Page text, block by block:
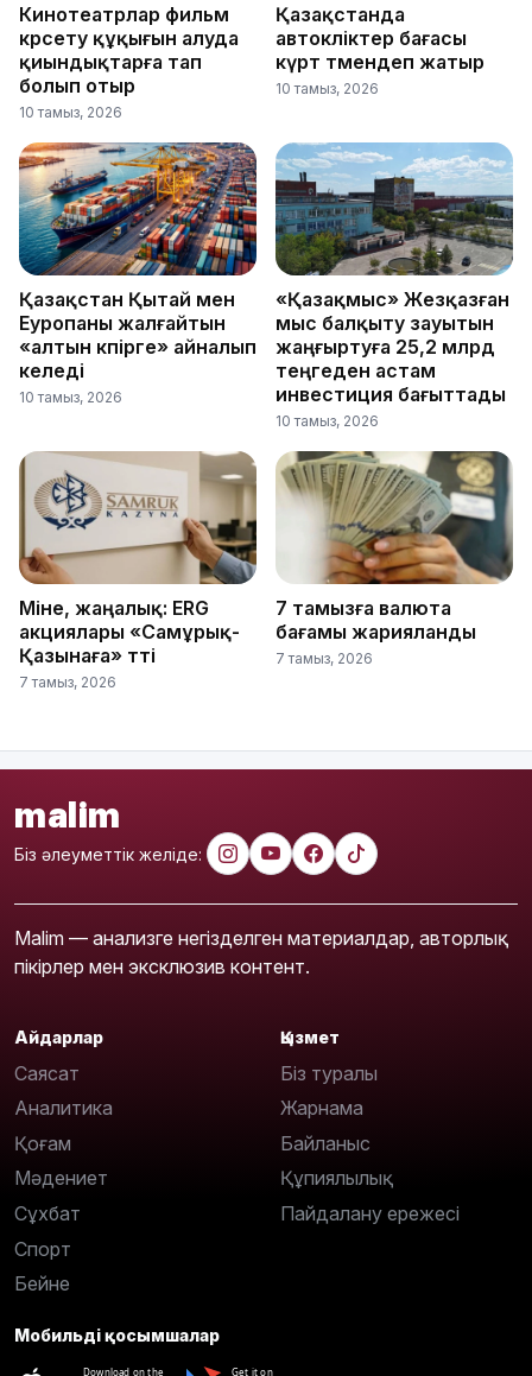
Кинотеатрлар фильм
көрсету құқығын алуда
қиындықтарға тап
болып отыр
10 тамыз, 2026
Қазақстанда
автокөліктер бағасы
күрт төмендеп жатыр
10 тамыз, 2026
Қазақстан Қытай мен
Еуропаны жалғайтын
«алтын көпірге» айналып
келеді
10 тамыз, 2026
«Қазақмыс» Жезқазған
мыс балқыту зауытын
жаңғыртуға 25,2 млрд
теңгеден астам
инвестиция бағыттады
10 тамыз, 2026
Міне, жаңалық: ERG
акциялары «Самұрық-
Қазынаға» өтті
7 тамыз, 2026
7 тамызға валюта
бағамы жарияланды
7 тамыз, 2026
malim
Біз әлеуметтік желіде:
Malim — анализге негізделген материалдар, авторлық
пікірлер мен эксклюзив контент.
Айдарлар
Саясат
Аналитика
Қоғам
Мәдениет
Сұхбат
Спорт
Бейне
Қызмет
Біз туралы
Жарнама
Байланыс
Құпиялылық
Пайдалану ережесі
Мобильді қосымшалар
Download on the Get it on